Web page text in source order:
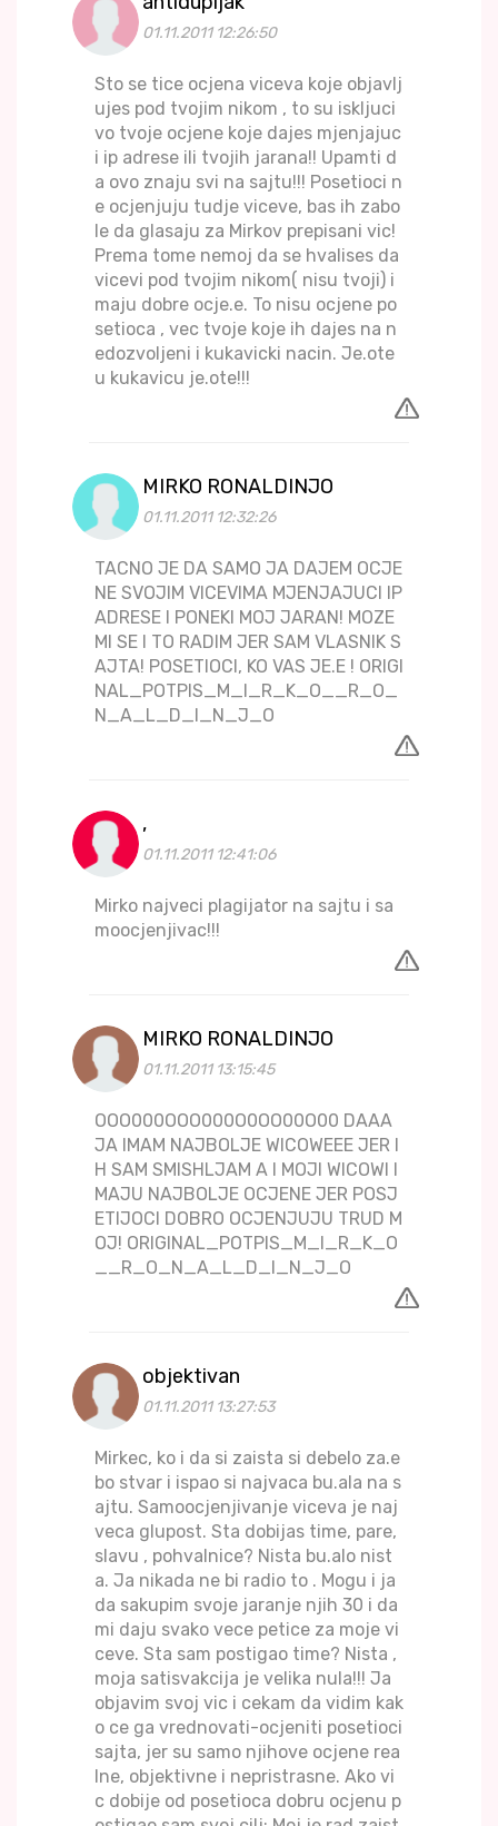
01.11.2011 12:26:50
Sto se tice ocjena viceva koje objavlj
ujes pod tvojim nikom , to su iskljuci
vo tvoje ocjene koje dajes mjenjajuc
i ip adrese ili tvojih jarana!! Upamti d
a ovo znaju svi na sajtu!!! Posetioci n
e ocjenjuju tudje viceve, bas ih zabo
le da glasaju za Mirkov prepisani vic!
Prema tome nemoj da se hvalises da
vicevi pod tvojim nikom( nisu tvoji) i
maju dobre ocje.e. To nisu ocjene po
setioca , vec tvoje koje ih dajes na n
edozvoljeni i kukavicki nacin. Je.ote
u kukavicu je.ote!!!
MIRKO RONALDINJO
01.11.2011 12:32:26
TACNO JE DA SAMO JA DAJEM OCJE
NE SVOJIM VICEVIMA MJENJAJUCI IP
ADRESE I PONEKI MOJ JARAN! MOZE
MI SE I TO RADIM JER SAM VLASNIK S
AJTA! POSETIOCI, KO VAS JE.E ! ORIGI
NAL_POTPIS_M_I_R_K_O__R_O_
N_A_L_D_I_N_J_O
,
01.11.2011 12:41:06
Mirko najveci plagijator na sajtu i sa
moocjenjivac!!!
MIRKO RONALDINJO
01.11.2011 13:15:45
OOO000OOO000O0OO00O00 DAAA
JA IMAM NAJBOLJE WICOWEEE JER I
H SAM SMISHLJAM A I MOJI WICOWI I
MAJU NAJBOLJE OCJENE JER POSJ
ETIJOCI DOBRO OCJENJUJU TRUD M
OJ! ORIGINAL_POTPIS_M_I_R_K_O
__R_O_N_A_L_D_I_N_J_O
objektivan
01.11.2011 13:27:53
Mirkec, ko i da si zaista si debelo za.e
bo stvar i ispao si najvaca bu.ala na s
ajtu. Samoocjenjivanje viceva je naj
veca glupost. Sta dobijas time, pare,
slavu , pohvalnice? Nista bu.alo nist
a. Ja nikada ne bi radio to . Mogu i ja
da sakupim svoje jaranje njih 30 i da
mi daju svako vece petice za moje vi
ceve. Sta sam postigao time? Nista ,
moja satisvakcija je velika nula!!! Ja
objavim svoj vic i cekam da vidim kak
o ce ga vrednovati-ocjeniti posetioci
sajta, jer su samo njihove ocjene rea
lne, objektivne i nepristrasne. Ako vi
c dobije od posetioca dobru ocjenu p